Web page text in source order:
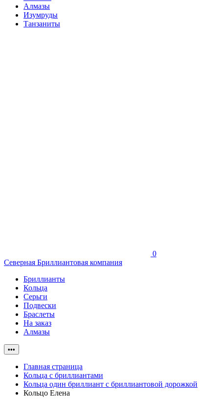
Алмазы
Изумруды
Танзаниты
0
Северная Бриллиантовая компания
Бриллианты
Кольца
Серьги
Подвески
Браслеты
На заказ
Алмазы
•••
Главная страница
Кольца с бриллиантами
Кольца один бриллиант с бриллиантовой дорожкой
Кольцо Елена